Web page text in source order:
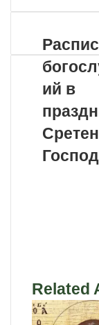
ий в
Related